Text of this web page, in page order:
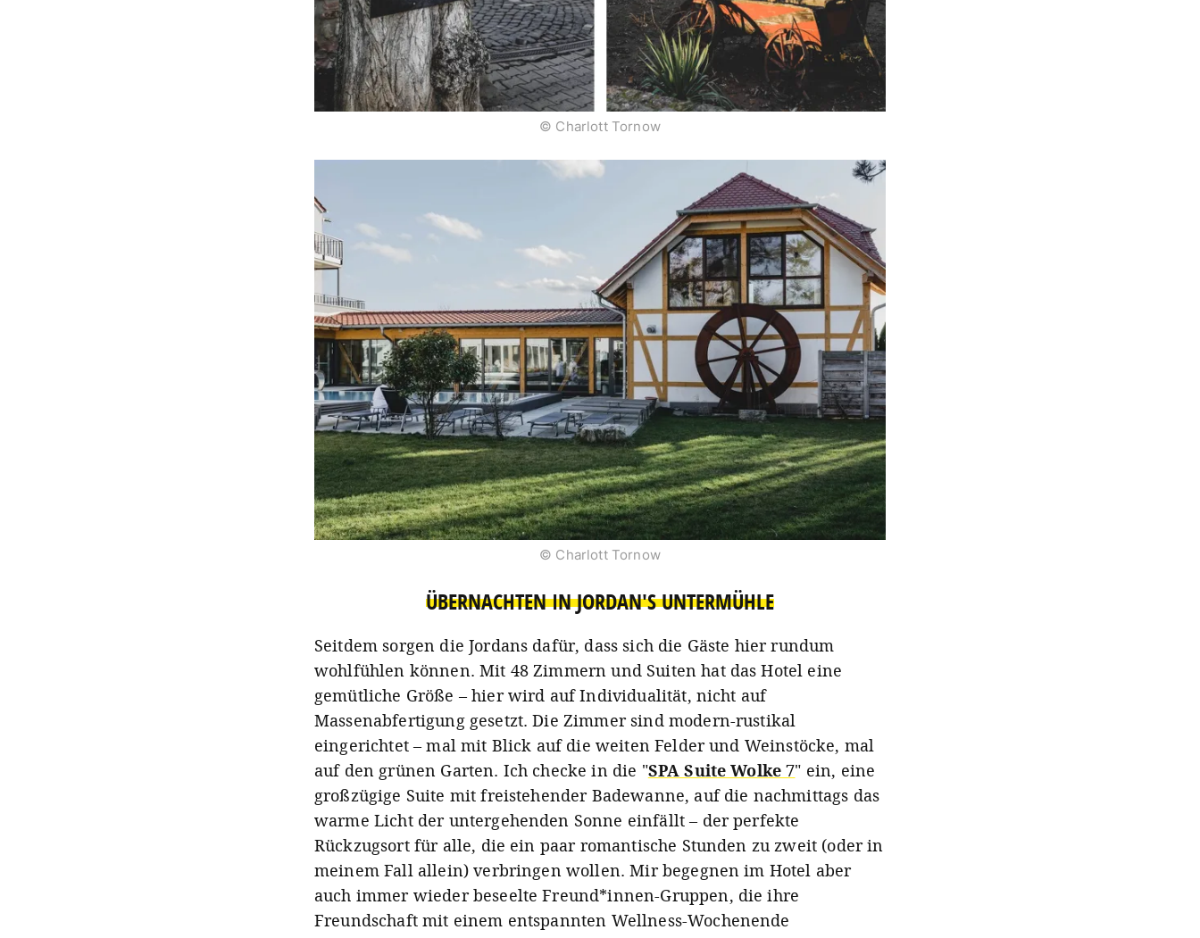
© Charlott Tornow
© Charlott Tornow
ÜBERNACHTEN IN JORDAN'S UNTERMÜHLE
Seitdem sorgen die Jordans dafür, dass sich die Gäste hier rundum
wohlfühlen können. Mit 48 Zimmern und Suiten hat das Hotel eine
gemütliche Größe – hier wird auf Individualität, nicht auf
Massenabfertigung gesetzt. Die Zimmer sind modern-rustikal
eingerichtet – mal mit Blick auf die weiten Felder und Weinstöcke, mal
auf den grünen Garten. Ich checke in die "SPA Suite Wolke 7" ein, eine
großzügige Suite mit freistehender Badewanne, auf die nachmittags das
warme Licht der untergehenden Sonne einfällt – der perfekte
Rückzugsort für alle, die ein paar romantische Stunden zu zweit (oder in
meinem Fall allein) verbringen wollen. Mir begegnen im Hotel aber
auch immer wieder beseelte Freund*innen-Gruppen, die ihre
Freundschaft mit einem entspannten Wellness-Wochenende